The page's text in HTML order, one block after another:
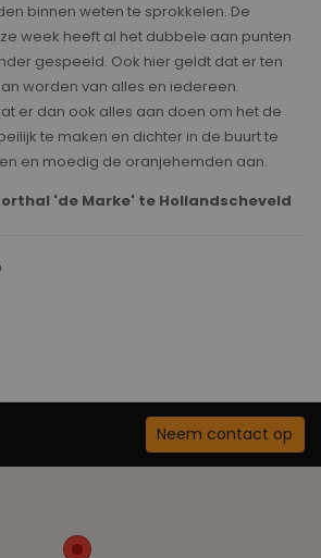
binnen weten te sprokkelen. De
week heeft al het dubbele aan punten
gespeeld. Ook hier geldt dat er ten
worden van alles en iedereen.
er dan ook alles aan doen om het de
te maken en dichter in de buurt te
en moedig de oranjehemden aan.
'de Marke' te Hollandscheveld
Neem contact op